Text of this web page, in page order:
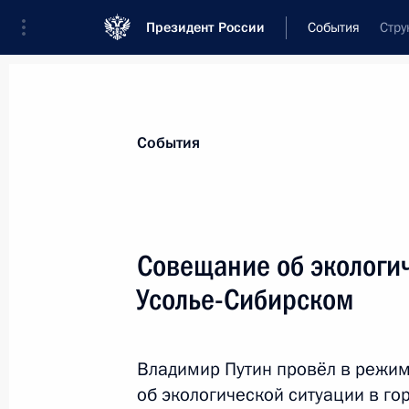
Президент России События
Новости
Послания Федеральному Собранию
Заявления по важнейшим вопросам
Речи и обращения
События
Совещание об
Усолье-Сибирском
Владимир Путин провёл в
об экологической ситуации в